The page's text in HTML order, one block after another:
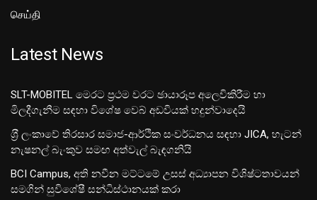
செய்தி
Latest News
SLT-MOBITEL මෙරට ප්‍රථම වරට ඡායාරූප අලෙවිකිරීම හා
මිලදීගැනීම සඳහා විශේෂ වෙබ් අඩවියක් හදුන්වාදෙයි
ශ‍්‍රී ලංකාවේ තිරසාර සමාජ-ආර්ථික සංවර්ධනය සඳහා JICA, හැටන්
නැෂනල් බැංකුව සමඟ අත්වැල් බැඳගනියි
BCI Campus, අති නවීන මට්ටමේ උසස් අධ්‍යාපන විශිෂ්ටතාවයන්
සමගින් සුවිශේෂී සන්ධිස්ථානයක් කරා